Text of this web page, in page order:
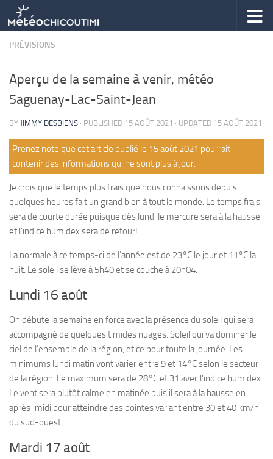
Skip to content
PRÉVISIONS
Aperçu de la semaine à venir, météo
Saguenay-Lac-Saint-Jean
BY JIMMY DESBIENS · PUBLISHED 15 AOÛT 2021 · UPDATED 15 AOÛT 2021
Prenez note que cet article publié le 15 août 2021 pourrait
contenir des informations qui ne sont plus à jour.
Je crois que le temps plus frais que nous connaissons depuis
quelques heures fait un grand bien à tout le monde. Le temps frais
sera de courte durée puisque dès lundi le mercure sera à la hausse
et l’indice humidex sera de retour!
La normale à ce temps-ci de l’année est de 23°C le jour et 11°C la
nuit. Le soleil se lève à 5h40 et se couche à 20h04.
Lundi 16 août
On débute la semaine en force avec la présence du soleil qui sera
accompagné de quelques timides nuages. Soleil qui va dominer le
ciel de l’ensemble de la région, et ce pour toute la journée. Les
minimums lundi matin vont varier entre 9 et 14°C selon le secteur
de la région. Le maximum sera de 28°C et 31 avec l’indice humidex.
Le vent sera plutôt calme en matinée puis il sera à la hausse en
après-midi pour atteindre des pointes variant entre 30 et 40 km/h
du sud-ouest.
Mardi 17 août